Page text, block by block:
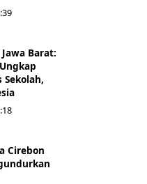
Barat:
Sekolah,
Cirebon